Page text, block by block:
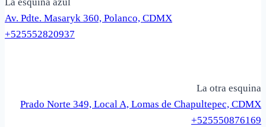
La esquina azul
Av. Pdte. Masaryk 360, Polanco, CDMX
+525552820937
La otra esquina
Prado Norte 349, Local A, Lomas de Chapultepec, CDMX
+525550876169